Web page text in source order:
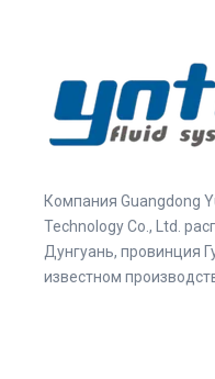
Компания Guangdong
Technology Co., Ltd.
Дунгуань, провинция
известном